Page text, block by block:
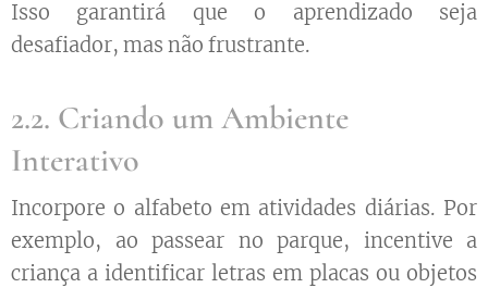
Isso garantirá que o aprendizado seja
desafiador, mas não frustrante.
2.2. Criando um Ambiente
Interativo
Incorpore o alfabeto em atividades diárias. Por
exemplo, ao passear no parque, incentive a
criança a identificar letras em placas ou objetos